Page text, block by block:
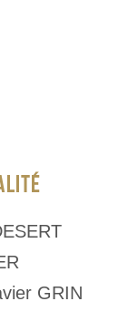
GRIN